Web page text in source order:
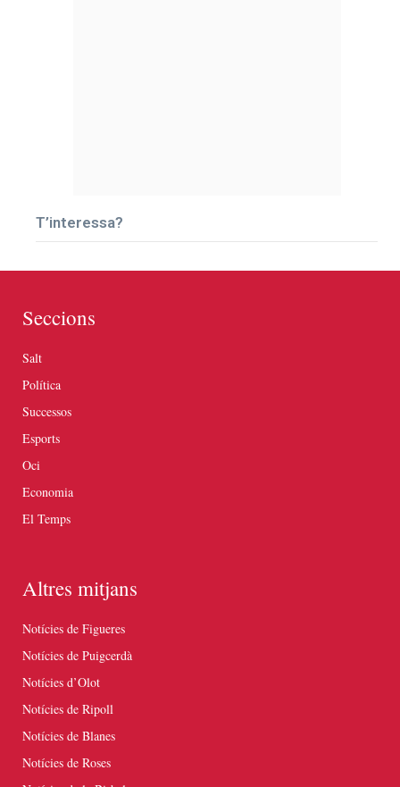
T’interessa?
Seccions
Salt
Política
Successos
Esports
Oci
Economia
El Temps
Altres mitjans
Notícies de Figueres
Notícies de Puigcerdà
Notícies d’Olot
Notícies de Ripoll
Notícies de Blanes
Notícies de Roses